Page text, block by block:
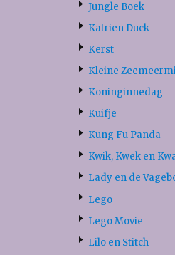
Jungle Boek
Katrien Duck
Kerst
Kleine
Koninginnedag
Kuifje
Kung Fu Panda
Kwik, Kwek en
Lady en de
Lego
Lego Movie
Lilo en Stitch